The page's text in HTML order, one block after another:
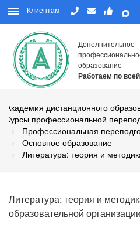
Клиентам
Дополнительное
образование
Работаем по
Академия дистанционного
Курсы профессиональной
Профессиональная
Основное образование
Литература: теория и
Литература: теория и
образовательной